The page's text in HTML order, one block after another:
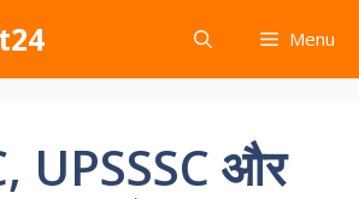
Menu
UPSSSC और